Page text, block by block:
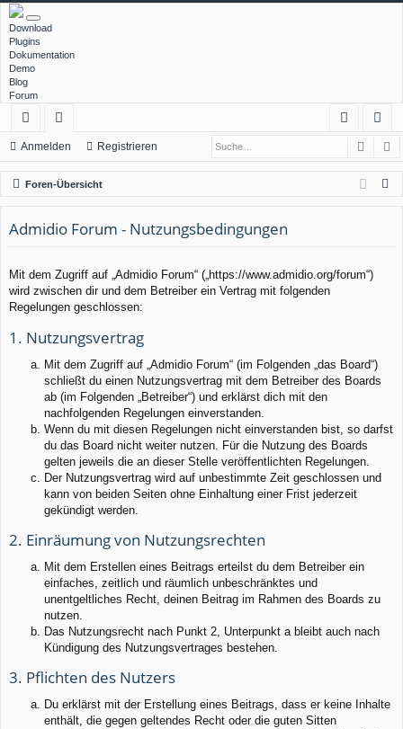
Download
Plugins
Dokumentation
Demo
Blog
Forum
ch
ne
llz
ug
f
or
en
m
el
ist
rie
Anmelden Registrieren
Foren-Übersicht
Admidio Forum - Nutzungsbedingungen
Mit dem Zugriff auf „Admidio Forum“ („https://www.admidio.org/forum“)
wird zwischen dir und dem Betreiber ein Vertrag mit folgenden
Regelungen geschlossen:
1. Nutzungsvertrag
Mit dem Zugriff auf „Admidio Forum“ (im Folgenden „das Board“)
schließt du einen Nutzungsvertrag mit dem Betreiber des Boards
ab (im Folgenden „Betreiber“) und erklärst dich mit den
nachfolgenden Regelungen einverstanden.
Wenn du mit diesen Regelungen nicht einverstanden bist, so darfst
du das Board nicht weiter nutzen. Für die Nutzung des Boards
gelten jeweils die an dieser Stelle veröffentlichten Regelungen.
Der Nutzungsvertrag wird auf unbestimmte Zeit geschlossen und
kann von beiden Seiten ohne Einhaltung einer Frist jederzeit
gekündigt werden.
2. Einräumung von Nutzungsrechten
Mit dem Erstellen eines Beitrags erteilst du dem Betreiber ein
einfaches, zeitlich und räumlich unbeschränktes und
unentgeltliches Recht, deinen Beitrag im Rahmen des Boards zu
nutzen.
Das Nutzungsrecht nach Punkt 2, Unterpunkt a bleibt auch nach
Kündigung des Nutzungsvertrages bestehen.
3. Pflichten des Nutzers
Du erklärst mit der Erstellung eines Beitrags, dass er keine Inhalte
enthält, die gegen geltendes Recht oder die guten Sitten